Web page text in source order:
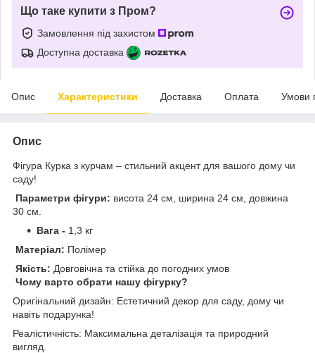
Що таке купити з Пром?
Замовлення під захистом
Доступна доставка
Опис Характеристики Доставка Оплата Умови
Опис
Фігура Курка з курчам – стильний акцент для вашого дому чи
саду!
Параметри фігури: висота 24 см, ширина 24 см, довжина
30 см.
Вага - 1,3 кг
Матеріал: Полімер
Якість: Довговічна та стійка до погодних умов
Чому варто обрати нашу фігурку?
Оригінальний дизайн: Естетичний декор для саду, дому чи
навіть подарунка!
Реалістичність: Максимальна деталізація та природний
вигляд.